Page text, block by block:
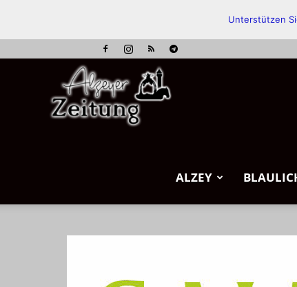
ALZEY
Unterstützen